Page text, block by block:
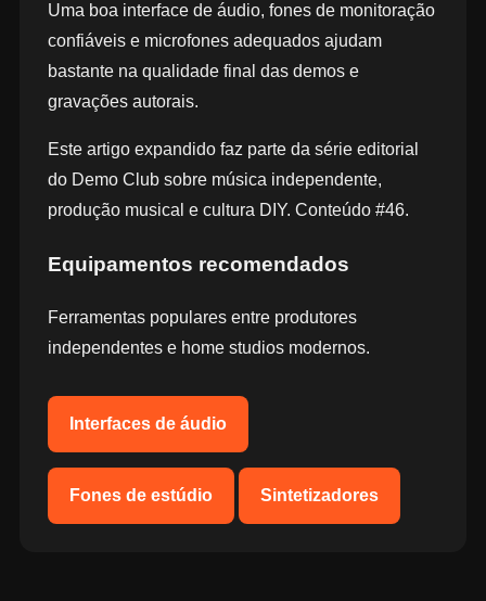
Uma boa interface de áudio, fones de monitoração
confiáveis e microfones adequados ajudam
bastante na qualidade final das demos e
gravações autorais.
Este artigo expandido faz parte da série editorial
do Demo Club sobre música independente,
produção musical e cultura DIY. Conteúdo #46.
Equipamentos recomendados
Ferramentas populares entre produtores
independentes e home studios modernos.
Interfaces de áudio
Fones de estúdio Sintetizadores